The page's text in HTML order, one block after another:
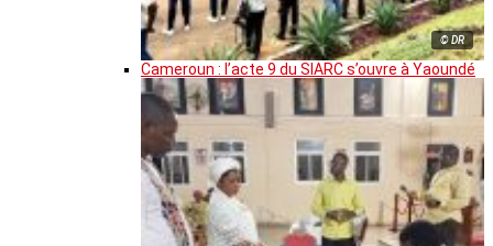
© DR
Cameroun : l’acte 9 du SIARC s’ouvre à Yaoundé